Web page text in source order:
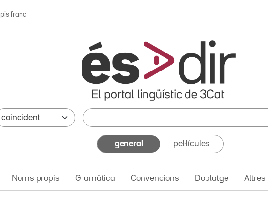
pis franc
general pel·lícules
Noms propis Gramàtica Convencions Doblatge Altres